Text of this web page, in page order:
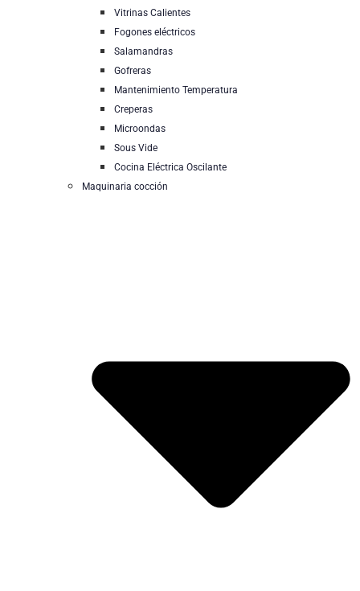
Vitrinas Calientes
Fogones eléctricos
Salamandras
Gofreras
Mantenimiento Temperatura
Creperas
Microondas
Sous Vide
Cocina Eléctrica Oscilante
Maquinaria cocción